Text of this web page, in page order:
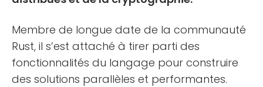
Membre de longue date de la communauté
Rust, il s’est attaché à tirer parti des
fonctionnalités du langage pour construire
des solutions parallèles et performantes.